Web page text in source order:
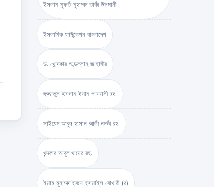
ইসলাম মুফতী মুহাম্মদ তাকী উসমানী
ইসলামিক ফাউন্ডেশন বাংলাদেশ
ড. খোন্দকার আব্দুল্লাহ জাহাঙ্গীর
হুজ্জাতুল ইসলাম ইমাম গাযযালী রহ.
সাইয়েদ আবুল হাসান আলী নদভী রহ.
খন্দকার আবুল খায়ের রহ.
ইমাম মুহাম্মদ ইবনে ইসমাইল বোখারী (র)